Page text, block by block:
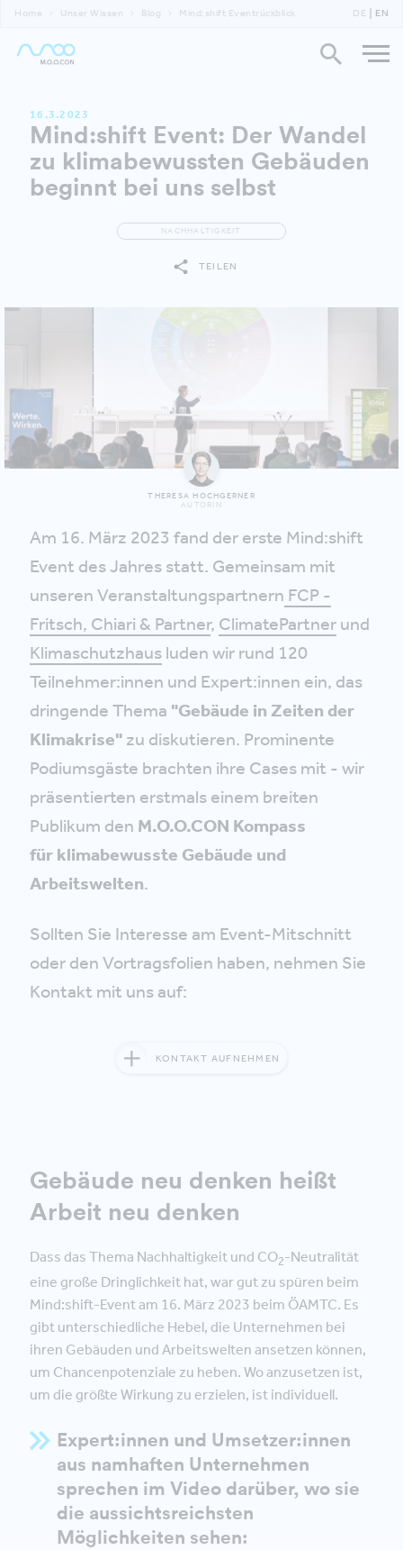
Home Unser Wissen Blog Mind:shift Eventrückblick DE EN
16.3.2023
Mind:shift Event: Der Wandel
zu klimabewussten Gebäuden
beginnt bei uns selbst
NACHHALTIGKEIT
TEILEN
THERESA HOCHGERNER
AUTORIN
Am 16. März 2023 fand der erste Mind:shift
Event des Jahres statt. Gemeinsam mit
unseren Veranstaltungspartnern FCP -
Fritsch, Chiari & Partner, ClimatePartner und
Klimaschutzhaus luden wir rund 120
Teilnehmer:innen und Expert:innen ein, das
dringende Thema "Gebäude in Zeiten der
Klimakrise" zu diskutieren. Prominente
Podiumsgäste brachten ihre Cases mit - wir
präsentierten erstmals einem breiten
Publikum den M.O.O.CON Kompass
für klimabewusste Gebäude und
Arbeitswelten.
Sollten Sie Interesse am Event-Mitschnitt
oder den Vortragsfolien haben, nehmen Sie
Kontakt mit uns auf:
KONTAKT AUFNEHMEN
Gebäude neu denken heißt
Arbeit neu denken
Dass das Thema Nachhaltigkeit und CO2-Neutralität
eine große Dringlichkeit hat, war gut zu spüren beim
Mind:shift-Event am 16. März 2023 beim ÖAMTC. Es
gibt unterschiedliche Hebel, die Unternehmen bei
ihren Gebäuden und Arbeitswelten ansetzen können,
um Chancenpotenziale zu heben. Wo anzusetzen ist,
um die größte Wirkung zu erzielen, ist individuell.
Expert:innen und Umsetzer:innen
aus namhaften Unternehmen
sprechen im Video darüber, wo sie
die aussichtsreichsten
Möglichkeiten sehen: